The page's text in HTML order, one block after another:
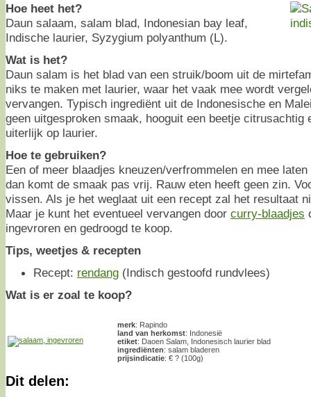
Hoe heet het?
Daun salaam, salam blad, Indonesian bay leaf,
Indische laurier, Syzygium polyanthum (L).
Wat is het?
Daun salam is het blad van een struik/boom uit de
niks te maken met laurier, waar het vaak mee wordt
vervangen. Typisch ingrediënt uit de Indonesische en
geen uitgesproken smaak, hooguit een beetje citrusachtig
uiterlijk op laurier.
Hoe te gebruiken?
Een of meer blaadjes kneuzen/verfrommelen en mee
dan komt de smaak pas vrij. Rauw eten heeft geen zin.
vissen. Als je het weglaat uit een recept zal het resultaat
Maar je kunt het eventueel vervangen door curry-blaadjes
ingevroren en gedroogd te koop.
Tips, weetjes & recepten
Recept: rendang (Indisch gestoofd rundvlees)
Wat is er zoal te koop?
merk: Rapindo
land van herkomst: Indonesië
etiket: Daoen Salam, Indonesisch laurier blad
ingrediënten: salam bladeren
prijsindicatie: € ? (100g)
Dit delen: